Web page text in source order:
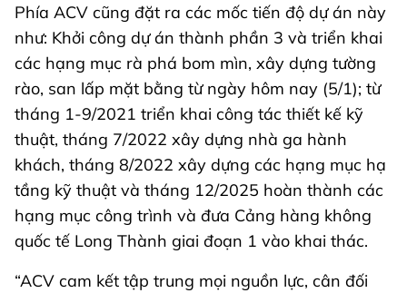
Phía ACV cũng đặt ra các mốc tiến độ dự án này
như: Khởi công dự án thành phần 3 và triển khai
các hạng mục rà phá bom mìn, xây dựng tường
rào, san lấp mặt bằng từ ngày hôm nay (5/1); từ
tháng 1-9/2021 triển khai công tác thiết kế kỹ
thuật, tháng 7/2022 xây dựng nhà ga hành
khách, tháng 8/2022 xây dựng các hạng mục hạ
tầng kỹ thuật và tháng 12/2025 hoàn thành các
hạng mục công trình và đưa Cảng hàng không
quốc tế Long Thành giai đoạn 1 vào khai thác.
“ACV cam kết tập trung mọi nguồn lực, cân đối